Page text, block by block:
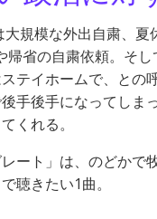
規模な外出自粛、
省の自粛依頼。そ
テイホームで、との
手後手になってしま
くれる。
ート」は、のどかで
聴きたい1曲。